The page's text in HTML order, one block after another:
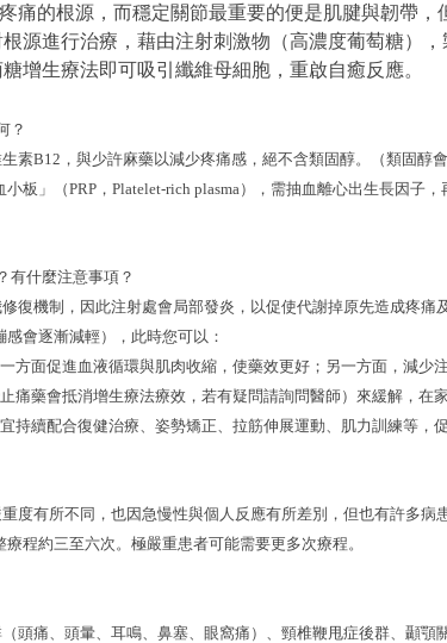
痛的根源，而穩定關節最重要的便是肌腱與韌帶
源進行治療，藉由注射刺激物（高濃度葡萄糖）
增生療法即可吸引纖維母細胞，重啟自癒反應。
？
素B12，與少許麻藥以減少疼痛感，絕不含類固醇。（類固醇
（PRP，Platelet-rich plasma），需抽血離心出生長因子，
有什麼注意事項？
復機制，因此注射處會局部發炎，以促使代謝掉原先造成疼
會逐漸減輕），此時您可以：
方面促進血液循環與肌肉收縮，使藥效更好；另一方面，減少
痛藥會抵消增生療法療效，若有疑問請詢問醫師）來緩解，在
持續配合復健治療、姿勢矯正、拉筋伸展運動、肌力訓練等，
度有所不同，也因急慢性與個人反應有所差別，但也有許多病
程約三至六次。極嚴重患者可能需要更多次療程。
頭痛、頭暈、耳鳴、鼻塞、眼窩痛）、頸椎鞭甩症後群、顳顎